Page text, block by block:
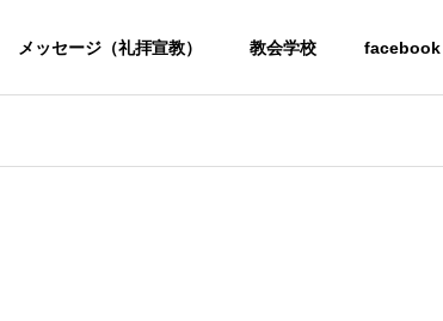
メッセージ（礼拝宣教） 教会学校 facebook